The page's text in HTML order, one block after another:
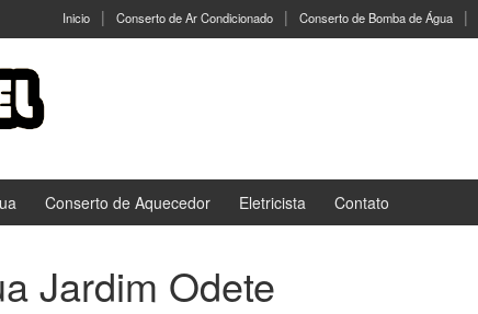
Inicio Conserto de Ar Condicionado Conserto de Bomba de Água
Conserto de Aquecedor Eletricista Contato
Jardim Odete